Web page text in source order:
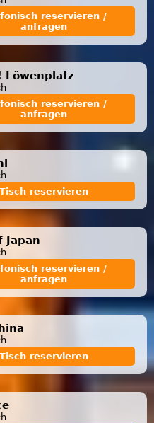
reservieren /
anfragen
Löwenplatz
reservieren /
anfragen
Tisch reservieren
Japan
reservieren /
anfragen
Tisch reservieren